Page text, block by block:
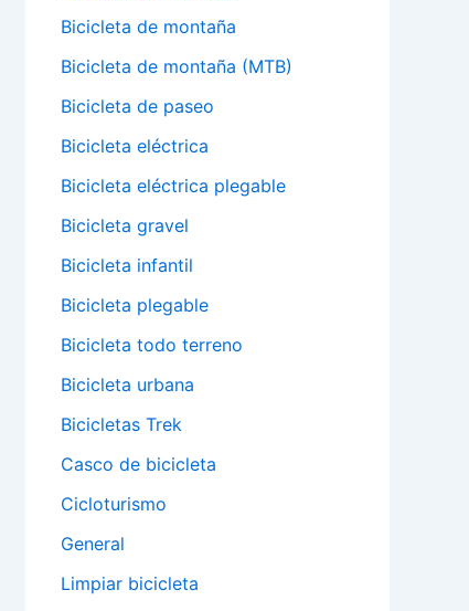
Bicicleta de montaña
Bicicleta de montaña (MTB)
Bicicleta de paseo
Bicicleta eléctrica
Bicicleta eléctrica plegable
Bicicleta gravel
Bicicleta infantil
Bicicleta plegable
Bicicleta todo terreno
Bicicleta urbana
Bicicletas Trek
Casco de bicicleta
Cicloturismo
General
Limpiar bicicleta